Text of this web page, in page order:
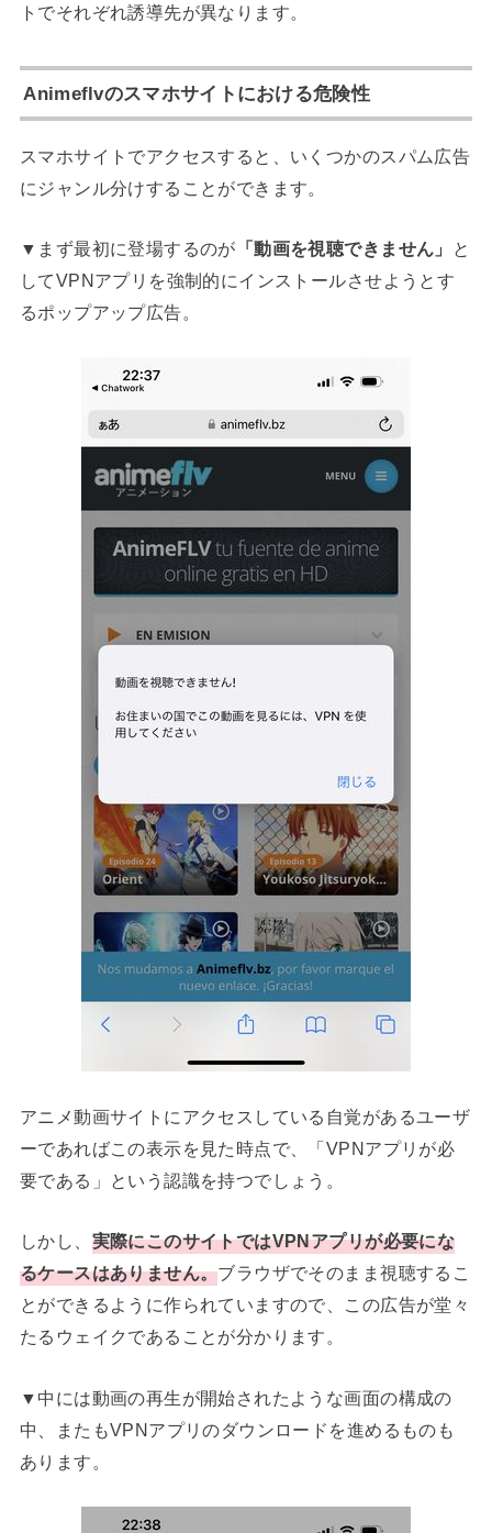
トでそれぞれ誘導先が異なります。
Animeflvのスマホサイトにおける危険性
スマホサイトでアクセスすると、いくつかのスパム広告
にジャンル分けすることができます。
▼まず最初に登場するのが 「動画を視聴できません」
と
してVPNアプリを強制的にインストールさせようとす
るポップアップ広告。
アニメ動画サイトにアクセスしている自覚があるユーザ
ーであればこの表示を見た時点で、「VPNアプリが必
要である」という認識を持つでしょう。
しかし、 実際にこのサイトではVPNアプリが必要にな
るケースはありません。ブラウザでそのまま視聴するこ
とができるように作られていますので、この広告が堂々
たるウェイクであることが分かります。
▼中には動画の再生が開始されたような画面の構成の
中、またもVPNアプリのダウンロードを進めるものも
あります。